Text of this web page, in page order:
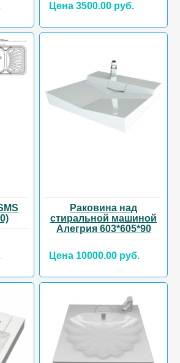
Цена 3500.00 руб.
Раковина над
стиральной машиной
Алегрия 603*605*90
Цена 10000.00 руб.